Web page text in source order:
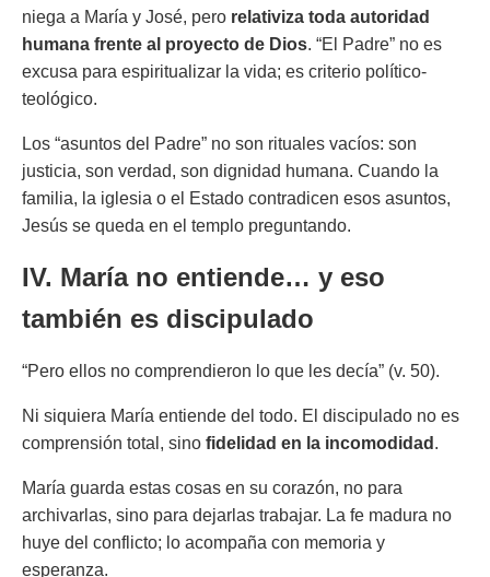
niega a María y José, pero relativiza toda autoridad
humana frente al proyecto de Dios. “El Padre” no es
excusa para espiritualizar la vida; es criterio político-
teológico.
Los “asuntos del Padre” no son rituales vacíos: son
justicia, son verdad, son dignidad humana. Cuando la
familia, la iglesia o el Estado contradicen esos asuntos,
Jesús se queda en el templo preguntando.
IV. María no entiende… y eso
también es discipulado
“Pero ellos no comprendieron lo que les decía” (v. 50).
Ni siquiera María entiende del todo. El discipulado no es
comprensión total, sino fidelidad en la incomodidad .
María guarda estas cosas en su corazón, no para
archivarlas, sino para dejarlas trabajar. La fe madura no
huye del conflicto; lo acompaña con memoria y
esperanza.